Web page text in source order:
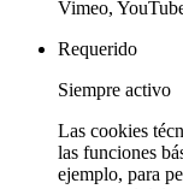
Vimeo,
Requerido
Siempre activo
Las cookies
las funciones
ejemplo, para